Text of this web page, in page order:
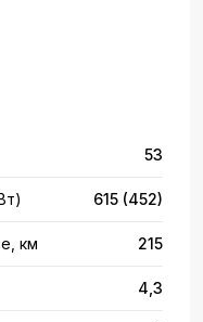
53
615 (452)
км 215
4,3